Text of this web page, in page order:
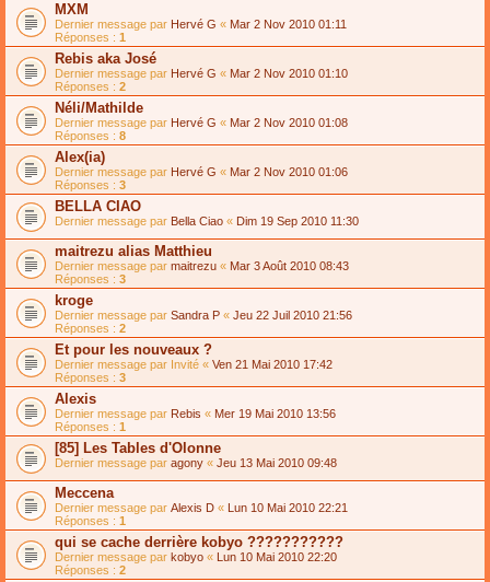
MXM
Dernier message par Hervé G « Mar 2 Nov 2010 01:11
Réponses : 1
Rebis aka José
Dernier message par Hervé G « Mar 2 Nov 2010 01:10
Réponses : 2
Néli/Mathilde
Dernier message par Hervé G « Mar 2 Nov 2010 01:08
Réponses : 8
Alex(ia)
Dernier message par Hervé G « Mar 2 Nov 2010 01:06
Réponses : 3
BELLA CIAO
Dernier message par Bella Ciao « Dim 19 Sep 2010 11:30
maitrezu alias Matthieu
Dernier message par maitrezu « Mar 3 Août 2010 08:43
Réponses : 3
kroge
Dernier message par Sandra P « Jeu 22 Juil 2010 21:56
Réponses : 2
Et pour les nouveaux ?
Dernier message par Invité « Ven 21 Mai 2010 17:42
Réponses : 3
Alexis
Dernier message par Rebis « Mer 19 Mai 2010 13:56
Réponses : 1
[85] Les Tables d'Olonne
Dernier message par agony « Jeu 13 Mai 2010 09:48
Meccena
Dernier message par Alexis D « Lun 10 Mai 2010 22:21
Réponses : 1
qui se cache derrière kobyo ???????????
Dernier message par kobyo « Lun 10 Mai 2010 22:20
Réponses : 2